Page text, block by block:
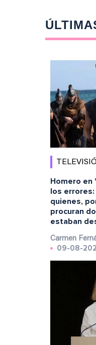
Homero en
los errores:
quienes,
procuran
estaban
Carmen
09-08-